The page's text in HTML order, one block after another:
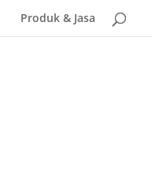
Produk & Jasa